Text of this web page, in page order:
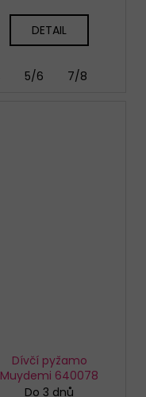
DETAIL
5/6 7/8
Dívčí pyžamo
Muydemi 640078
Do 3 dnů